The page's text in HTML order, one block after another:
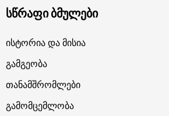
სწრაფი ბმულები
Ისტორია Და Მისია
Გამგეობა
Თანამშრომლები
Გამომცემლობა